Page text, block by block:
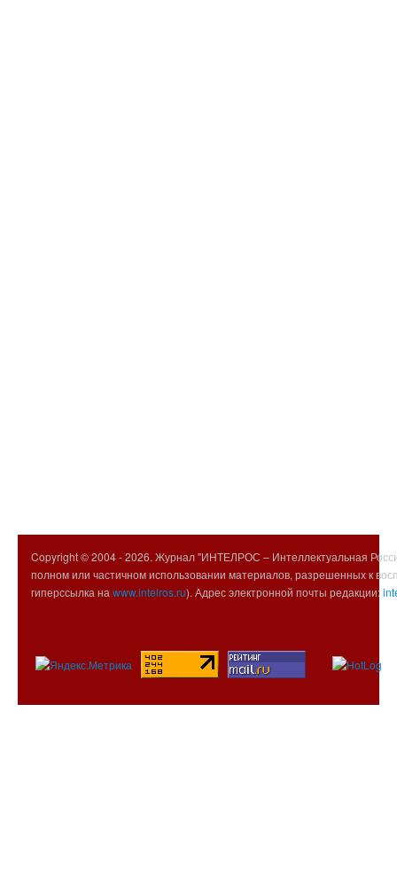
Copyright © 2004 -2026. Журнал "ИНТЕЛРОС – Интеллектуальная
полном или частичном использовании материалов, разрешенных к
гиперссылка на www.intelros.ru). Адрес электронной почты редакции: